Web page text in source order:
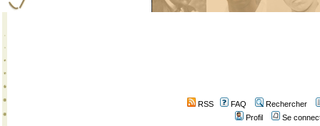
RSS FAQ
Rechercher
Profil
Se